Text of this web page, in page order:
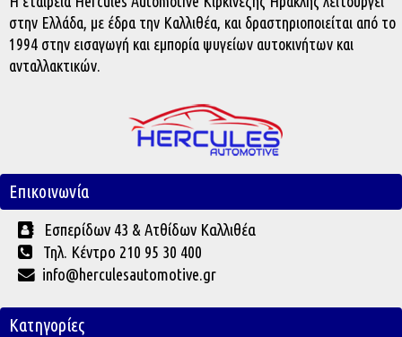
στην Ελλάδα, με έδρα την Καλλιθέα, και δραστηριοποιείται από το
1994 στην εισαγωγή και εμπορία ψυγείων αυτοκινήτων και
ανταλλακτικών.
Επικοινωνία
Εσπερίδων 43 & Ατθίδων Καλλιθέα
Τηλ. Κέντρο 210 95 30 400
info@herculesautomotive.gr
Κατηγορίες